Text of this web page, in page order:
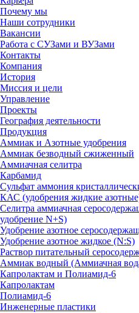
Почему мы
Наши сотрудники
Вакансии
Работа с СУЗами и ВУЗами
Контакты
Компания
История
Миссия и цели
Управление
Проекты
География деятельности
Продукция
Аммиак и Азотные удобрения
Аммиак безводный сжиженный
Аммиачная селитра
Карбамид
Сульфат аммония
КАС (удобрения жидкие
Селитра аммиачная
удобрение N+S)
Удобрение азотное
Удобрение азотное жидкое (N:S)
Раствор питательный
Аммиак водный (Аммиачная
Капролактам и Полиамид-6
Капролактам
Полиамид-6
Инженерные пластики